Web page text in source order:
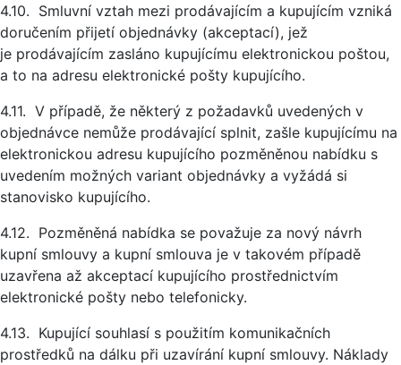
4.10. Smluvní vztah mezi prodávajícím a kupujícím vzniká
doručením přijetí objednávky (akceptací), jež
je prodávajícím zasláno kupujícímu elektronickou poštou,
a to na adresu elektronické pošty kupujícího.
4.11. V případě, že některý z požadavků uvedených v
objednávce nemůže prodávající splnit, zašle kupujícímu na
elektronickou adresu kupujícího pozměněnou nabídku s
uvedením možných variant objednávky a vyžádá si
stanovisko kupujícího.
4.12. Pozměněná nabídka se považuje za nový návrh
kupní smlouvy a kupní smlouva je v takovém případě
uzavřena až akceptací kupujícího prostřednictvím
elektronické pošty nebo telefonicky.
4.13. Kupující souhlasí s použitím komunikačních
prostředků na dálku při uzavírání kupní smlouvy. Náklady